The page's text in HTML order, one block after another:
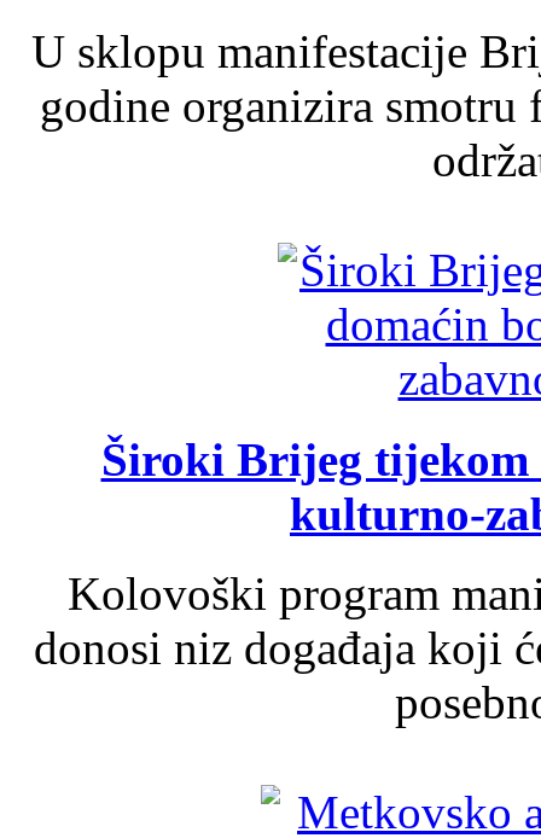
U sklopu manifestacije
godine organizira
Široki Brijeg tijekom
kulturno-
Kolovoški program
donosi niz događaja koji